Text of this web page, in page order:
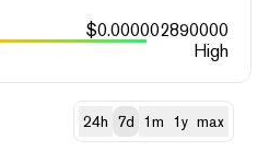
$0.000002890000
High
24h 7d 1m 1y max